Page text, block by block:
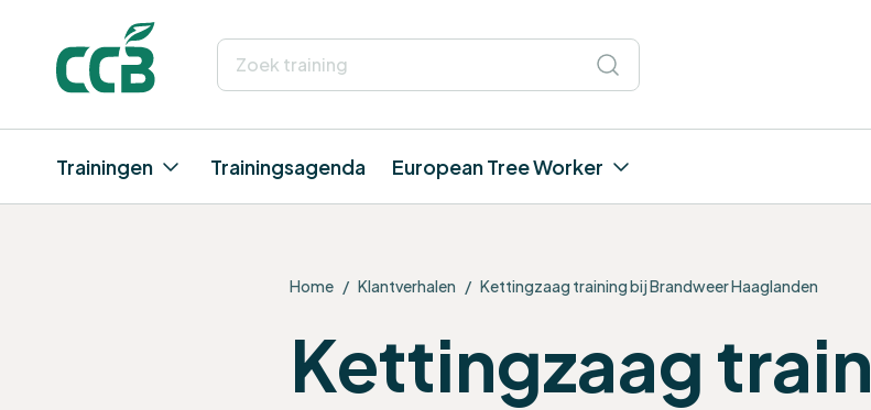
Trainingen Trainingsagenda European Tree Worker
Home / Klantverhalen / Kettingzaag training bij Brandweer Haaglanden
Kettingzaag